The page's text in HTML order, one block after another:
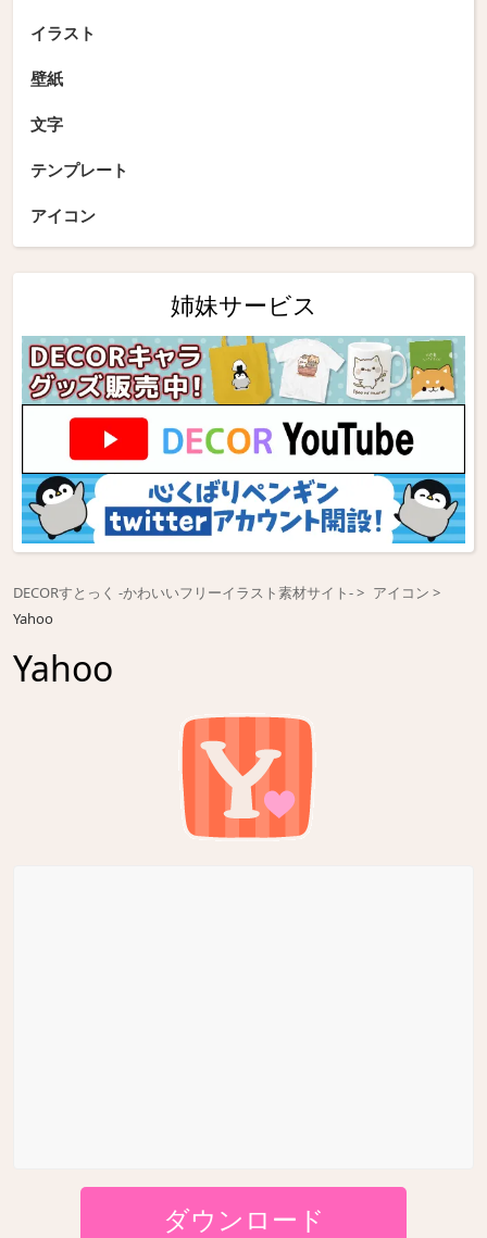
イラスト
壁紙
文字
テンプレート
アイコン
姉妹サービス
DECORすとっく -かわいいフリーイラスト素材サイト-
アイコン
Yahoo
Yahoo
ダウンロード